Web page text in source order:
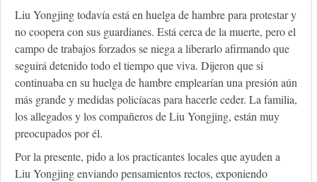
Liu Yongjing todavía está en huelga de hambre para protestar y
no coopera con sus guardianes. Está cerca de la muerte, pero el
campo de trabajos forzados se niega a liberarlo afirmando que
seguirá detenido todo el tiempo que viva. Dijeron que si
continuaba en su huelga de hambre emplearían una presión aún
más grande y medidas policíacas para hacerle ceder. La familia,
los allegados y los compañeros de Liu Yongjing, están muy
preocupados por él.
Por la presente, pido a los practicantes locales que ayuden a
Liu Yongjing enviando pensamientos rectos, exponiendo